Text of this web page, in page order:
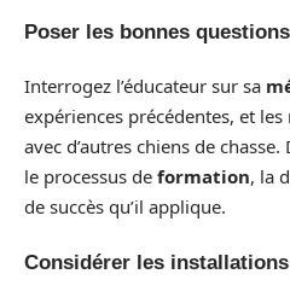
Poser les bonnes questions
Interrogez l’éducateur sur sa
expériences précédentes, et
avec d’autres chiens de
le processus de formation, la
de succès qu’il applique.
Considérer les